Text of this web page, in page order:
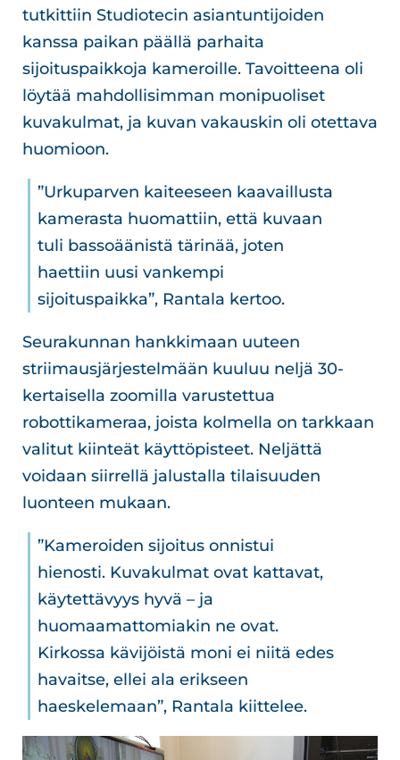
tutkittiin Studiotecin asiantuntijoiden
kanssa paikan päällä parhaita
sijoituspaikkoja kameroille. Tavoitteena oli
löytää mahdollisimman monipuoliset
kuvakulmat, ja kuvan vakauskin oli otettava
huomioon.
”Urkuparven kaiteeseen kaavaillusta
kamerasta huomattiin, että kuvaan
tuli bassoäänistä tärinää, joten
haettiin uusi vankempi
sijoituspaikka”, Rantala kertoo.
Seurakunnan hankkimaan uuteen
striimausjärjestelmään kuuluu neljä 30-
kertaisella zoomilla varustettua
robottikameraa, joista kolmella on tarkkaan
valitut kiinteät käyttöpisteet. Neljättä
voidaan siirrellä jalustalla tilaisuuden
luonteen mukaan.
”Kameroiden sijoitus onnistui
hienosti. Kuvakulmat ovat kattavat,
käytettävyys hyvä – ja
huomaamattomiakin ne ovat.
Kirkossa kävijöistä moni ei niitä edes
havaitse, ellei ala erikseen
haeskelemaan”, Rantala kiittelee.